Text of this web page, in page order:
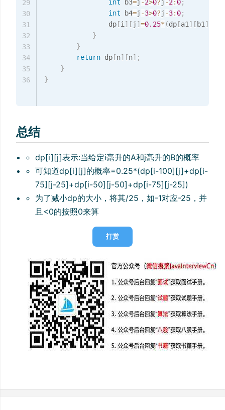
int b3=j -2>0?j -2: 0;
int b4=j -3>0?j -3: 0;
        		dp
[i ] [ j ] =0.25* (dp [a1 ] [ b1 ]
}
}
return dp [n] [n] ;
}
}
29
30
31
32
33
34
35
36
总结
dp[i][j]表示:当给定i毫升的A和j毫升的B的概率
可知道dp[i][j]的概率=0.25*(dp[i-100][j]+dp[i-
75][j-25]+dp[i-50][j-50]+dp[i-75][j-25])
为了减小dp的大小，将其/25，如-1对应-25，并
且<0的按照0来算
打赏